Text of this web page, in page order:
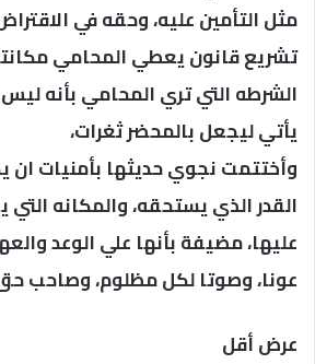
مثل التأمين عليه، وحقه في
تشريع قانون يعطي المحامي
الشرطه التي تري المحامي بأنه
يأتي ليجعل بالمحضر ثغرات،
وأختتمت نجوي حديثها بأمنيات ان
القدر الذي يستحقه، والمكانه
عليها، مضيفة بأنها علي الوعد
عونا، وصوتا لكل مظلوم، وصاحب
عرض أقل